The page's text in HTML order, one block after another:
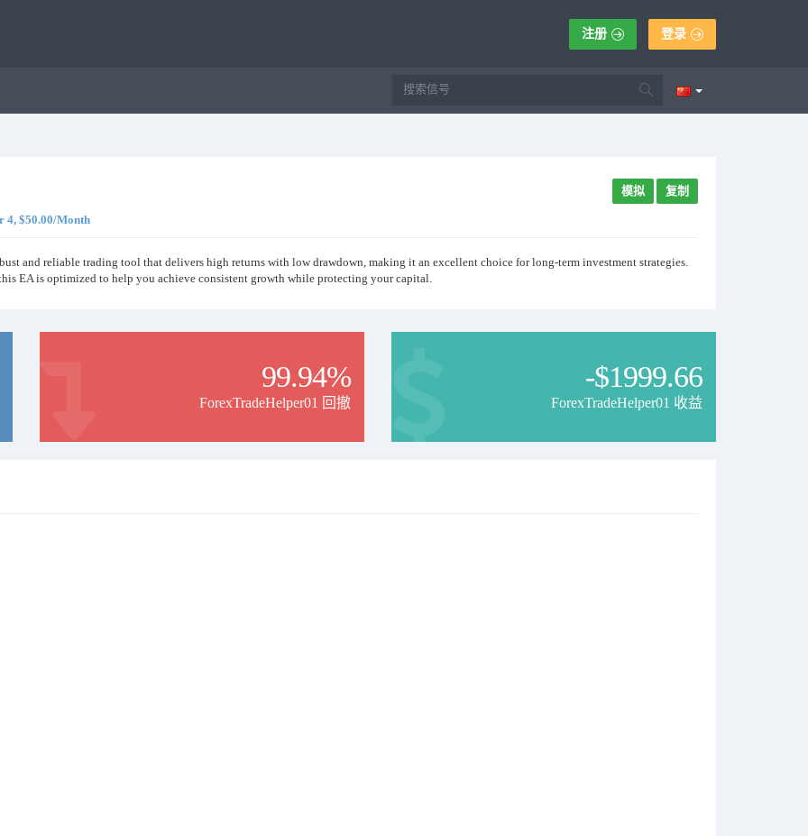
注册 登录
4, $50.00/Month
模拟 复制
and reliable trading tool that delivers high returns with low drawdown, making it an excellent choice for long-term investment strategies.
EA is optimized to help you achieve consistent growth while protecting your capital.
99.94%
ForexTradeHelper01 回撤
-$1999.66
ForexTradeHelper01 收益